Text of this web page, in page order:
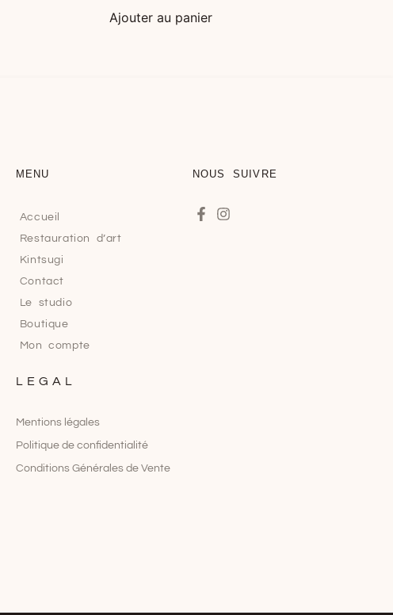
Ajouter au panier
MENU
Accueil
Restauration d’art
Kintsugi
Contact
Le studio
Boutique
Mon compte
LEGAL
Mentions légales
Politique de confidentialité
Conditions Générales de Vente
NOUS SUIVRE